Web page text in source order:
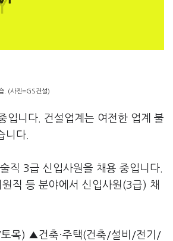
. (사진=GS건설)
입니다. 건설업계는 여전한 업계 불
니다.
3급 신입사원을 채용 중입니다.
등 분야에서 신입사원(3급) 채
목) ▲건축·주택(건축/설비/전기/